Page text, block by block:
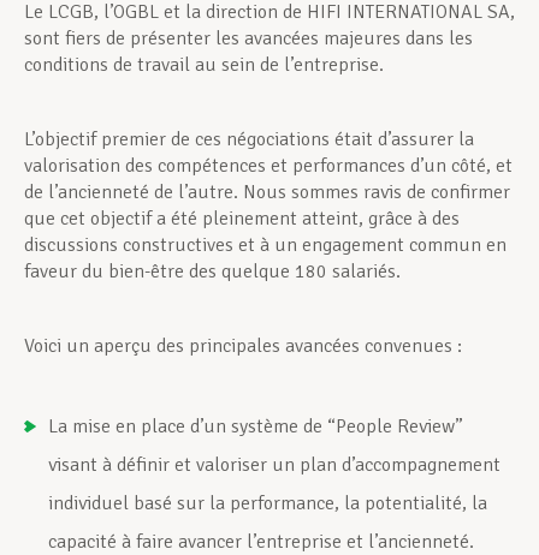
Le LCGB, l’OGBL et la direction de HIFI INTERNATIONAL SA,
sont fiers de présenter les avancées majeures dans les
conditions de travail au sein de l’entreprise.
L’objectif premier de ces négociations était d’assurer la
valorisation des compétences et performances d’un côté, et
de l’ancienneté de l’autre. Nous sommes ravis de confirmer
que cet objectif a été pleinement atteint, grâce à des
discussions constructives et à un engagement commun en
faveur du bien-être des quelque 180 salariés.
Voici un aperçu des principales avancées convenues :
La mise en place d’un système de “People Review”
visant à définir et valoriser un plan d’accompagnement
individuel basé sur la performance, la potentialité, la
capacité à faire avancer l’entreprise et l’ancienneté.